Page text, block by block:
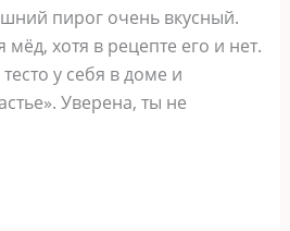
пирог очень вкусный.
мёд, хотя в рецепте его и нет.
у себя в доме и
Уверена, ты не